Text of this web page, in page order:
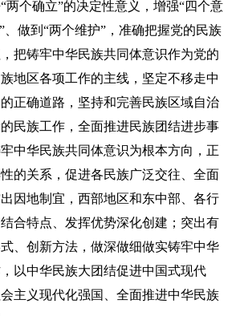
两个确立”的决定性意义，增强“四个意
、做到“两个维护”，准确把握党的民族
把铸牢中华民族共同体意识作为党的
地区各项工作的主线，坚定不移走中
正确道路，坚持和完善民族区域自治
民族工作，全面推进民族团结进步事
中华民族共同体意识为根本方向，正
的关系，促进各民族广泛交往、全面
因地制宜，西部地区和东中部、各行
合特点、发挥优势深化创建；突出有
、创新方法，做深做细做实铸牢中华
以中华民族大团结促进中国式现代
主义现代化强国、全面推进中华民族